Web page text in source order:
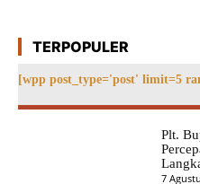
TERPOPULER
[wpp post_type='post' limit=5
Plt.
7